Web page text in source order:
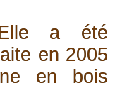
a été
en 2005
en bois